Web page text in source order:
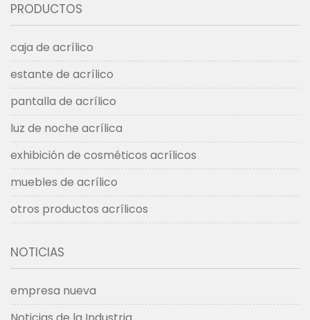
PRODUCTOS
caja de acrílico
estante de acrílico
pantalla de acrílico
luz de noche acrílica
exhibición de cosméticos acrílicos
muebles de acrílico
otros productos acrílicos
NOTICIAS
empresa nueva